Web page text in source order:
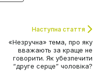
Наступна стаття
«Незручна» тема, про яку
вважають за краще не
говорити. Як убезпечити
“друге серце” чоловіка?